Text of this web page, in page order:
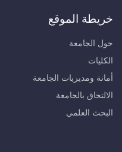
خريطة الموقع
حول الجامعة
الكليات
أمانة ومديريات الجامعة
الالتحاق بالجامعة
البحث العلمي